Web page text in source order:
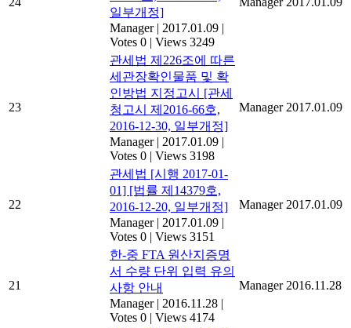
일부개정]
Manager | 2017.01.09 |
Votes 0 | Views 3249
23
관세법 제226조에 따른
세관장확인물품 및 확
인방법 지정고시 [관세
청고시 제2016-66호,
2016-12-30, 일부개정]
Manager | 2017.01.09 |
Votes 0 | Views 3198
Manager 2017.01.09
22
관세법 [시행 2017-01-
01] [법률 제14379호,
2016-12-20, 일부개정]
Manager | 2017.01.09 |
Votes 0 | Views 3151
Manager 2017.01.09
21
한-중 FTA 원산지증명
서 수량 단위 입력 유의
사항 안내
Manager | 2016.11.28 |
Votes 0 | Views 4174
Manager 2016.11.28